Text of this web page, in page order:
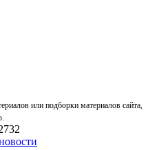
или подборки материалов сайта,